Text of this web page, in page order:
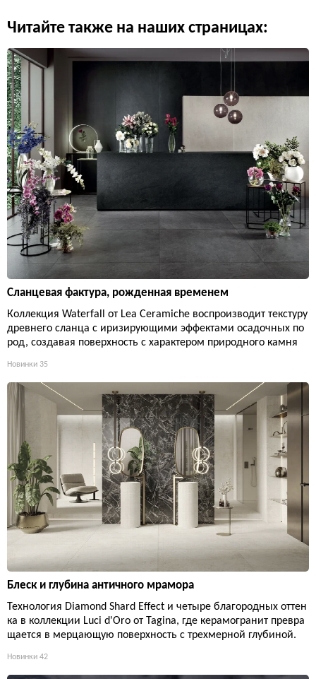
Читайте также на наших страницах:
Сланцевая фактура, рожденная временем
Коллекция Waterfall от Lea Ceramiche воспроизводит текстуру
древнего сланца с иризирующими эффектами осадочных по
род, создавая поверхность с характером природного камня
Новинки 35
Блеск и глубина античного мрамора
Технология Diamond Shard Effect и четыре благородных оттен
ка в коллекции Luci d'Oro от Tagina, где керамогранит превра
щается в мерцающую поверхность с трехмерной глубиной.
Новинки 42